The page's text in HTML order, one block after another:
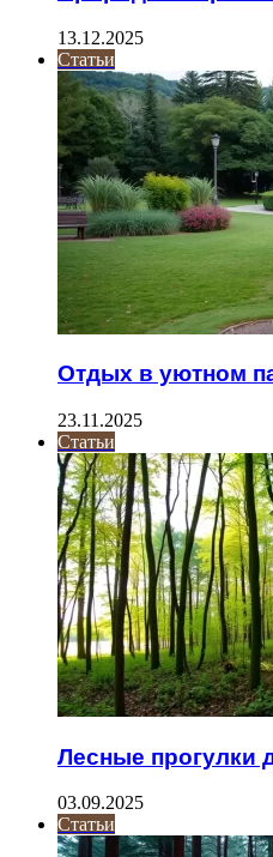
13.12.2025
Статьи
Отдых в уютном
23.11.2025
Статьи
Лесные прогулки
03.09.2025
Статьи